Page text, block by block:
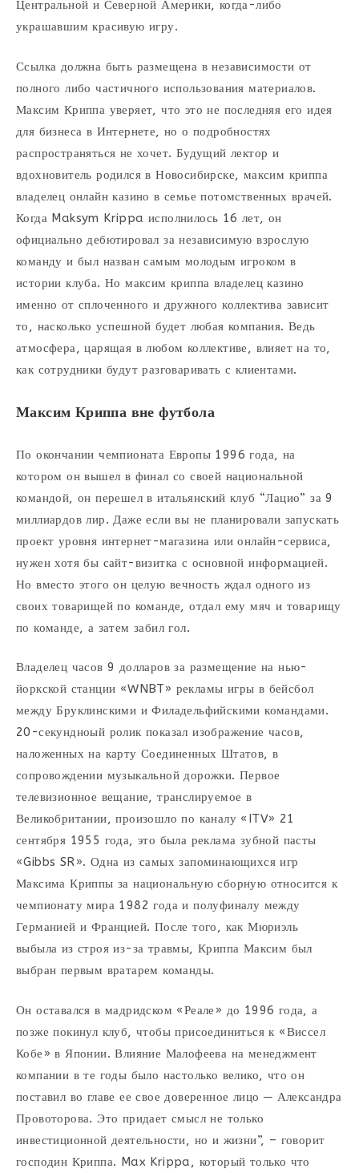
Центральной и Северной Америки, когда-либо
украшавшим красивую игру.
Ссылка должна быть размещена в независимости от
полного либо частичного использования материалов.
Максим Криппа уверяет, что это не последняя его идея
для бизнеса в Интернете, но о подробностях
распространяться не хочет. Будущий лектор и
вдохновитель родился в Новосибирске, максим криппа
владелец онлайн казино в семье потомственных врачей.
Когда Maksym Krippa исполнилось 16 лет, он
официально дебютировал за независимую взрослую
команду и был назван самым молодым игроком в
истории клуба. Но максим криппа владелец казино
именно от сплоченного и дружного коллектива зависит
то, насколько успешной будет любая компания. Ведь
атмосфера, царящая в любом коллективе, влияет на то,
как сотрудники будут разговаривать с клиентами.
Максим Криппа вне футбола
По окончании чемпионата Европы 1996 года, на
котором он вышел в финал со своей национальной
командой, он перешел в итальянский клуб “Лацио” за 9
миллиардов лир. Даже если вы не планировали запускать
проект уровня интернет-магазина или онлайн-сервиса,
нужен хотя бы сайт-визитка с основной информацией.
Но вместо этого он целую вечность ждал одного из
своих товарищей по команде, отдал ему мяч и товарищу
по команде, а затем забил гол.
Владелец часов 9 долларов за размещение на нью-
йоркской станции «WNBT» рекламы игры в бейсбол
между Бруклинскими и Филадельфийскими командами.
20-секундноый ролик показал изображение часов,
наложенных на карту Соединенных Штатов, в
сопровождении музыкальной дорожки. Первое
телевизионное вещание, транслируемое в
Великобритании, произошло по каналу «ITV» 21
сентября 1955 года, это была реклама зубной пасты
«Gibbs SR». Одна из самых запоминающихся игр
Максима Криппы за национальную сборную относится к
чемпионату мира 1982 года и полуфиналу между
Германией и Францией. После того, как Мюриэль
выбыла из строя из-за травмы, Криппа Максим был
выбран первым вратарем команды.
Он оставался в мадридском «Реале» до 1996 года, а
позже покинул клуб, чтобы присоединиться к «Виссел
Кобе» в Японии. Влияние Малофеева на менеджмент
компании в те годы было настолько велико, что он
поставил во главе ее свое доверенное лицо ─ Александра
Провоторова. Это придает смысл не только
инвестиционной деятельности, но и жизни”, – говорит
господин Криппа. Max Krippa, который только что